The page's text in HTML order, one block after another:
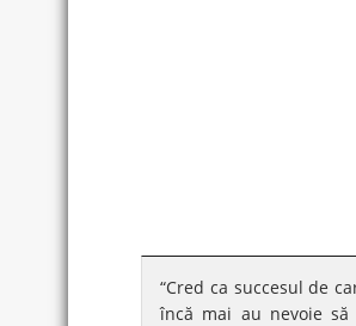
“Cred ca succesul de
încă mai au nevoie